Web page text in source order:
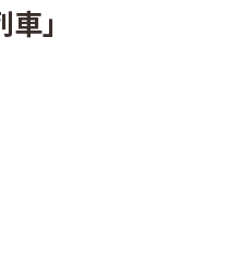
」